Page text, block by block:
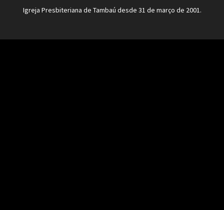
Igreja Presbiteriana de Tambaú desde 31 de março de 2001.